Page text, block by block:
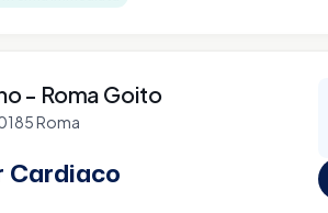
- Roma Goito
Roma
Cardiaco